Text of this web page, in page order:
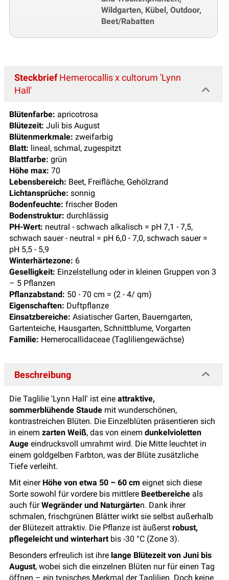
Wildgarten, Kübel, Outdoor,
Beet/Rabatten
SteckbriefHemerocallis x cultorum 'Lynn
Hall'
Blütenfarbe: apricotrosa
Blütezeit: Juli bis August
Blütenmerkmale: zweifarbig
Blatt: lineal, schmal, zugespitzt
Blattfarbe: grün
Höhe max: 70
Lebensbereich: Beet, Freifläche, Gehölzrand
Lichtansprüche: sonnig
Bodenfeuchte: frischer Boden
Bodenstruktur: durchlässig
PH-Wert: neutral - schwach alkalisch = pH 7,1 - 7,5,
schwach sauer - neutral = pH 6,0 - 7,0, schwach sauer =
pH 5,5 - 5,9
Winterhärtezone: 6
Geselligkeit: Einzelstellung oder in kleinen Gruppen von 3
– 5 Pflanzen
Pflanzabstand: 50 - 70 cm = (2 - 4/ qm)
Eigenschaften: Duftpflanze
Einsatzbereiche: Asiatischer Garten, Bauerngarten,
Gartenteiche, Hausgarten, Schnittblume, Vorgarten
Familie: Hemerocallidaceae (Tagliliengewächse)
Beschreibung
Die Taglilie 'Lynn Hall' ist eine attraktive,
sommerblühende Staude mit wunderschönen,
kontrastreichen Blüten. Die Einzelblüten präsentieren sich
in einem zarten Weiß, das von einem dunkelvioletten
Auge eindrucksvoll umrahmt wird. Die Mitte leuchtet in
einem goldgelben Farbton, was der Blüte zusätzliche
Tiefe verleiht.
Mit einer Höhe von etwa 50 – 60 cm eignet sich diese
Sorte sowohl für vordere bis mittlere Beetbereiche als
auch fürWegränder und Naturgärten. Dank ihrer
schmalen, frischgrünen Blätter wirkt sie selbst außerhalb
der Blütezeit attraktiv. Die Pflanze ist äußerst robust,
pflegeleicht und winterhart bis -30 °C (Zone 3).
Besonders erfreulich ist ihre lange Blütezeit von Juni bis
August, wobei sich die einzelnen Blüten nur für einen Tag
öffnen – ein typisches Merkmal der Taglilien. Doch keine